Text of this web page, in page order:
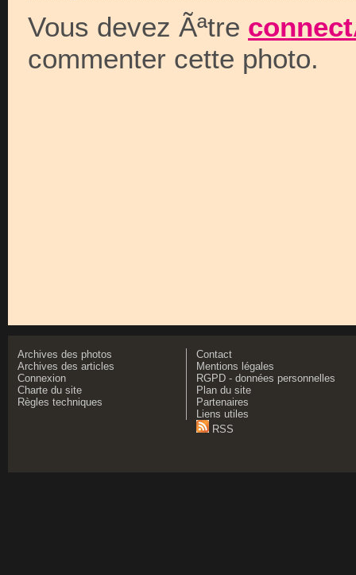
Vous devez Ãªtre
commenter cette photo.
Archives des photos
Archives des articles
Connexion
Charte du site
Règles techniques
Contact
Mentions légales
RGPD - données personnelles
Plan du site
Partenaires
Liens utiles
RSS